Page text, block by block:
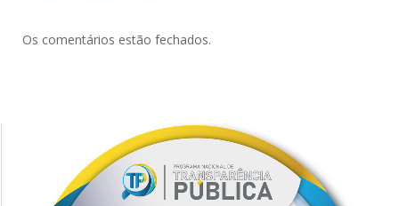
Os comentários estão fechados.